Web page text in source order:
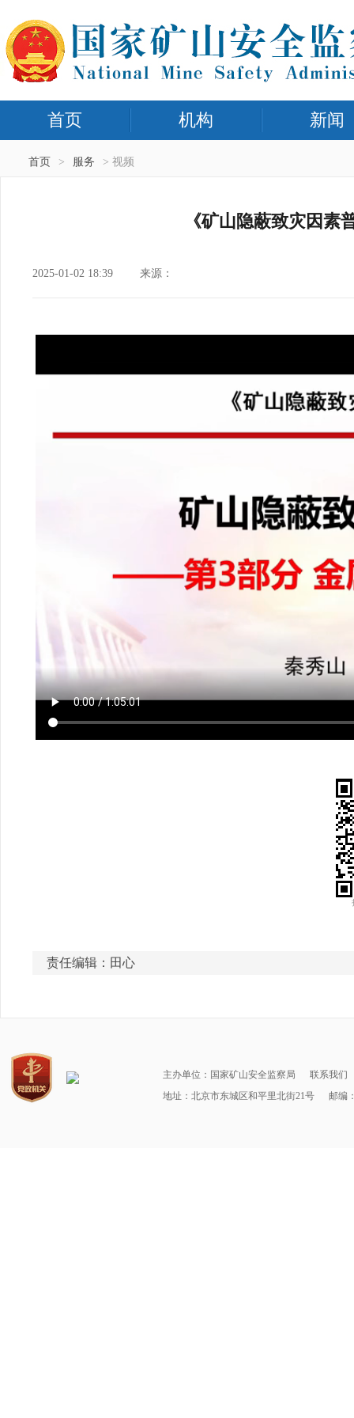
首页 机构 新闻
首页 > 服务 > 视频
《矿山隐蔽致灾因素
2025-01-02 18:39 来源：
责任编辑：田心
主办单位：国家矿山安全监察局
联系我们
地址：北京市东城区和平里北街21号
邮编